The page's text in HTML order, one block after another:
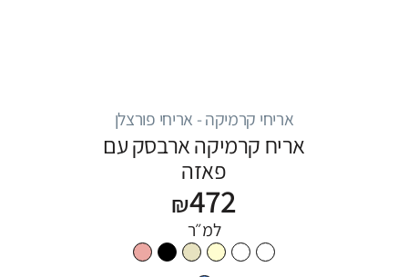
אריחי קרמיקה - אריחי פורצלן
אריח קרמיקה ארבסק עם
פאזה
₪472
למ״ר